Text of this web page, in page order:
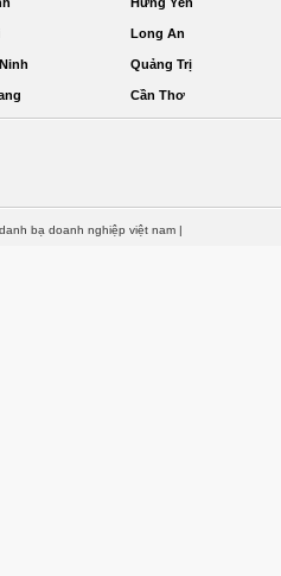
Long An
Quảng Trị
Cần Thơ
danh bạ doanh nghiệp việt nam |